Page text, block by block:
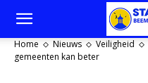
Home Nieuws Veiligheid
gemeenten kan beter